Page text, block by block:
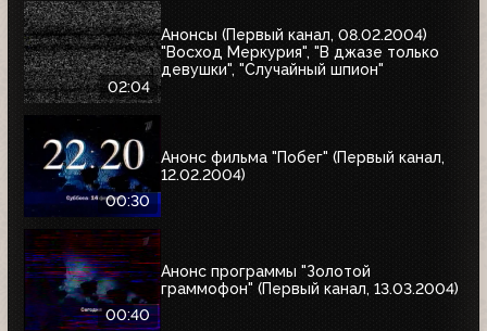
02:04
Анонсы (Первый канал, 08.02.2004)
"Восход Меркурия", "В джазе только
девушки", "Случайный шпион"
00:30
Анонс фильма "Побег" (Первый канал,
12.02.2004)
00:40
Анонс программы "Золотой
граммофон" (Первый канал, 13.03.2004)